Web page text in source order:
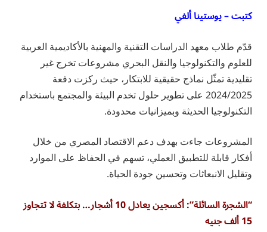
كتبت – يوستينا ألفي
قدّم طلاب معهد الدراسات التقنية والمهنية بالأكاديمية العربية
للعلوم والتكنولوجيا والنقل البحري مشروعات تخرج غير
تقليدية تمثّل نماذج حقيقية للابتكار، حيث ركزت دفعة
2024/2025 على تطوير حلول تخدم البيئة والمجتمع باستخدام
التكنولوجيا الحديثة وبميزانيات محدودة.
المشروعات جاءت بهدف دعم الاقتصاد المصري من خلال
أفكار قابلة للتطبيق العملي، تسهم في الحفاظ على الموارد
وتقليل الانبعاثات وتحسين جودة الحياة.
“الشجرة السائلة”: أكسجين يعادل 10 أشجار… بتكلفة لا تتجاوز
15 ألف جنيه